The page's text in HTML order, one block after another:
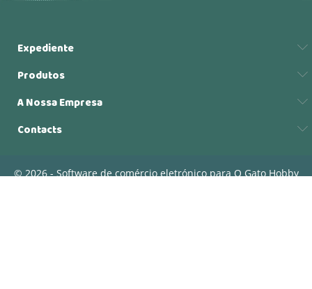
Expediente
Produtos
A Nossa Empresa
Contacts
© 2026 - Software de comércio eletrónico para O Gato Hobby